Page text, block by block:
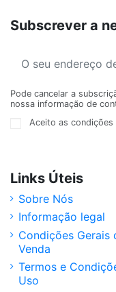
Subscrever a
Pode cancelar a
nossa informação de
Aceito as condições
Links Úteis
Sobre Nós
Informação legal
Condições Gerais
Venda
Termos e
Uso